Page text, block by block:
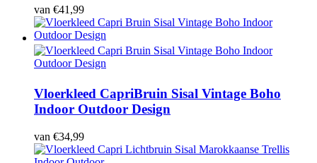
van €41,99
Vloerkleed CapriBruin Sisal Vintage Boho
Indoor Outdoor Design
van €34,99